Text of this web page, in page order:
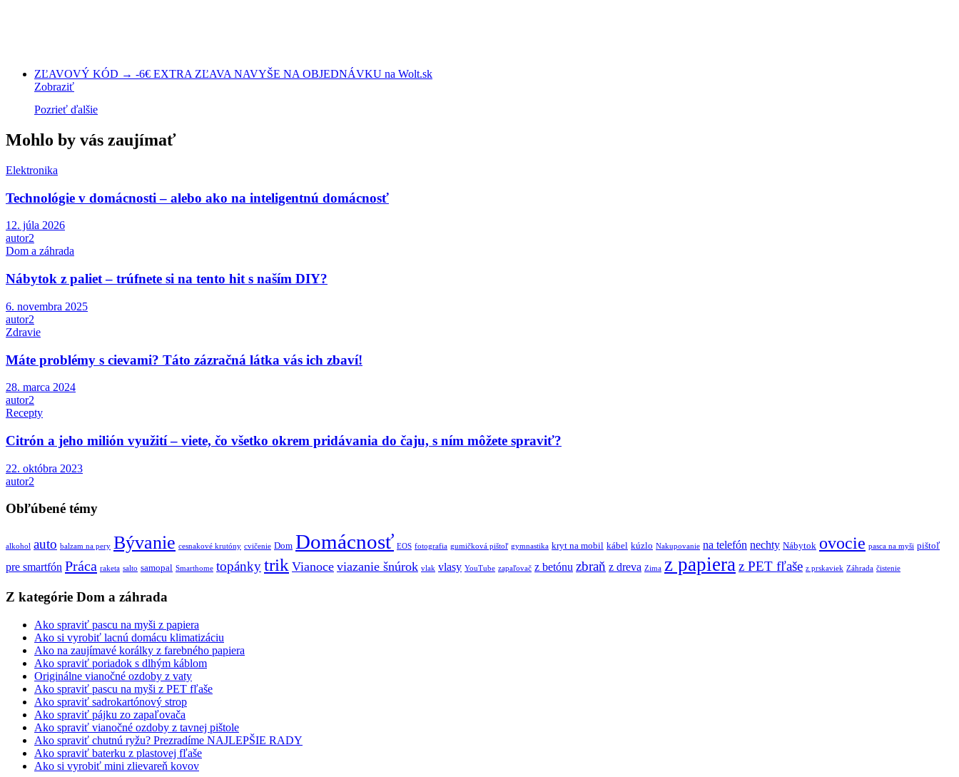
ZĽAVOVÝ KÓD → -6€ EXTRA ZĽAVA NAVYŠE NA OBJEDNÁVKU na Wolt.sk
Zobraziť
Pozrieť ďalšie
Mohlo by vás zaujímať
Elektronika
Technológie v domácnosti – alebo ako na inteligentnú domácnosť
12. júla 2026
autor2
Dom a záhrada
Nábytok z paliet – trúfnete si na tento hit s naším DIY?
6. novembra 2025
autor2
Zdravie
Máte problémy s cievami? Táto zázračná látka vás ich zbaví!
28. marca 2024
autor2
Recepty
Citrón a jeho milión využití – viete, čo všetko okrem pridávania do čaju, s ním môžete spraviť?
22. októbra 2023
autor2
Obľúbené témy
alkohol auto balzam na pery Bývanie cesnakové krutóny cvičenie Dom Domácnosť EOS fotografia gumičková pištoľ gymnastika kryt na mobil kábel kúzlo Nakupovanie na telefón nechty Nábytok ovocie pasca na myši pištoľ
pre smartfón Práca raketa salto samopal Smarthome topánkytrik Vianoce viazanie šnúrok vlak vlasy YouTube zapaľovač z betónu zbraň z dreva Zima z papieraz PET fľaše z prskaviek Záhrada čistenie
Z kategórie Dom a záhrada
Ako spraviť pascu na myši z papiera
Ako si vyrobiť lacnú domácu klimatizáciu
Ako na zaujímavé korálky z farebného papiera
Ako spraviť poriadok s dlhým káblom
Originálne vianočné ozdoby z vaty
Ako spraviť pascu na myši z PET fľaše
Ako spraviť sadrokartónový strop
Ako spraviť pájku zo zapaľovača
Ako spraviť vianočné ozdoby z tavnej pištole
Ako spraviť chutnú ryžu? Prezradíme NAJLEPŠIE RADY
Ako spraviť baterku z plastovej fľaše
Ako si vyrobiť mini zlievareň kovov